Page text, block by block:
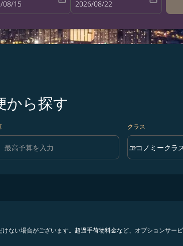
departure-date-aria-label
08/15 fc-booking-return-date-aria-label
2026/08/22
から探す
クラス
クラス option エ
エコノミークラ
keyboard_arrow_down
ない場合がございます。超過手荷物料金など、オプションサー